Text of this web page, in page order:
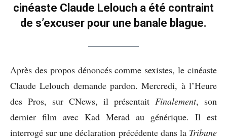
cinéaste Claude Lelouch a été contraint
de s’excuser pour une banale blague.
Après des propos dénoncés comme sexistes, le cinéaste
Claude Lelouch demande pardon. Mercredi, à l’Heure
des Pros, sur CNews, il présentait Finalement, son
dernier film avec Kad Merad au générique. Il est
interrogé sur une déclaration précédente dans la Tribune